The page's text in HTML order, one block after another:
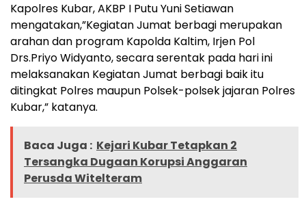
Kapolres Kubar, AKBP I Putu Yuni Setiawan
mengatakan,”Kegiatan Jumat berbagi merupakan
arahan dan program Kapolda Kaltim, Irjen Pol
Drs.Priyo Widyanto, secara serentak pada hari ini
melaksanakan Kegiatan Jumat berbagi baik itu
ditingkat Polres maupun Polsek-polsek jajaran Polres
Kubar,” katanya.
Baca Juga : Kejari Kubar Tetapkan 2
Tersangka Dugaan Korupsi Anggaran
Perusda Witelteram